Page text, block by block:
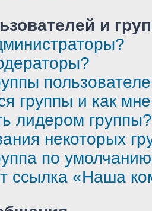
и
группы и как
лидером группы?
некоторых
по
ссылка «Наша